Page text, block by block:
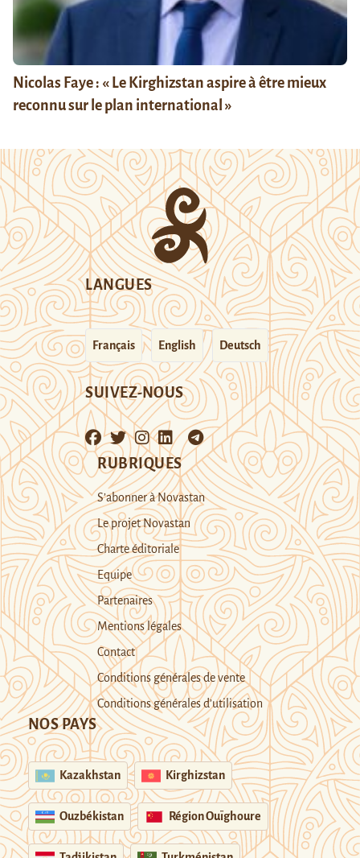
Nicolas Faye : « Le Kirghizstan aspire à être mieux
reconnu sur le plan international »
LANGUES
Français English Deutsch
SUIVEZ-NOUS
RUBRIQUES
S’abonner à Novastan
Le projet Novastan
Charte éditoriale
Equipe
Partenaires
Mentions légales
Contact
Conditions générales de vente
Conditions générales d’utilisation
NOS PAYS
Kazakhstan Kirghizstan
Ouzbékistan Région Ouïghoure